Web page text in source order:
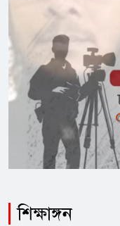
শিক্ষাঙ্গন